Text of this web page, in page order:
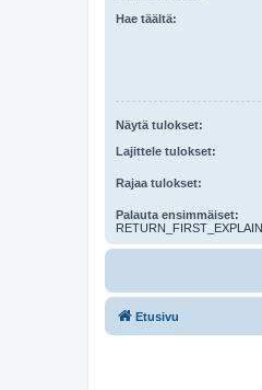
Hae täältä:
Näytä tulokset:
Lajittele tulokset:
Rajaa tulokset:
Palauta ensimmäiset:
RETURN_FIRST_EXPLAIN
Etusivu